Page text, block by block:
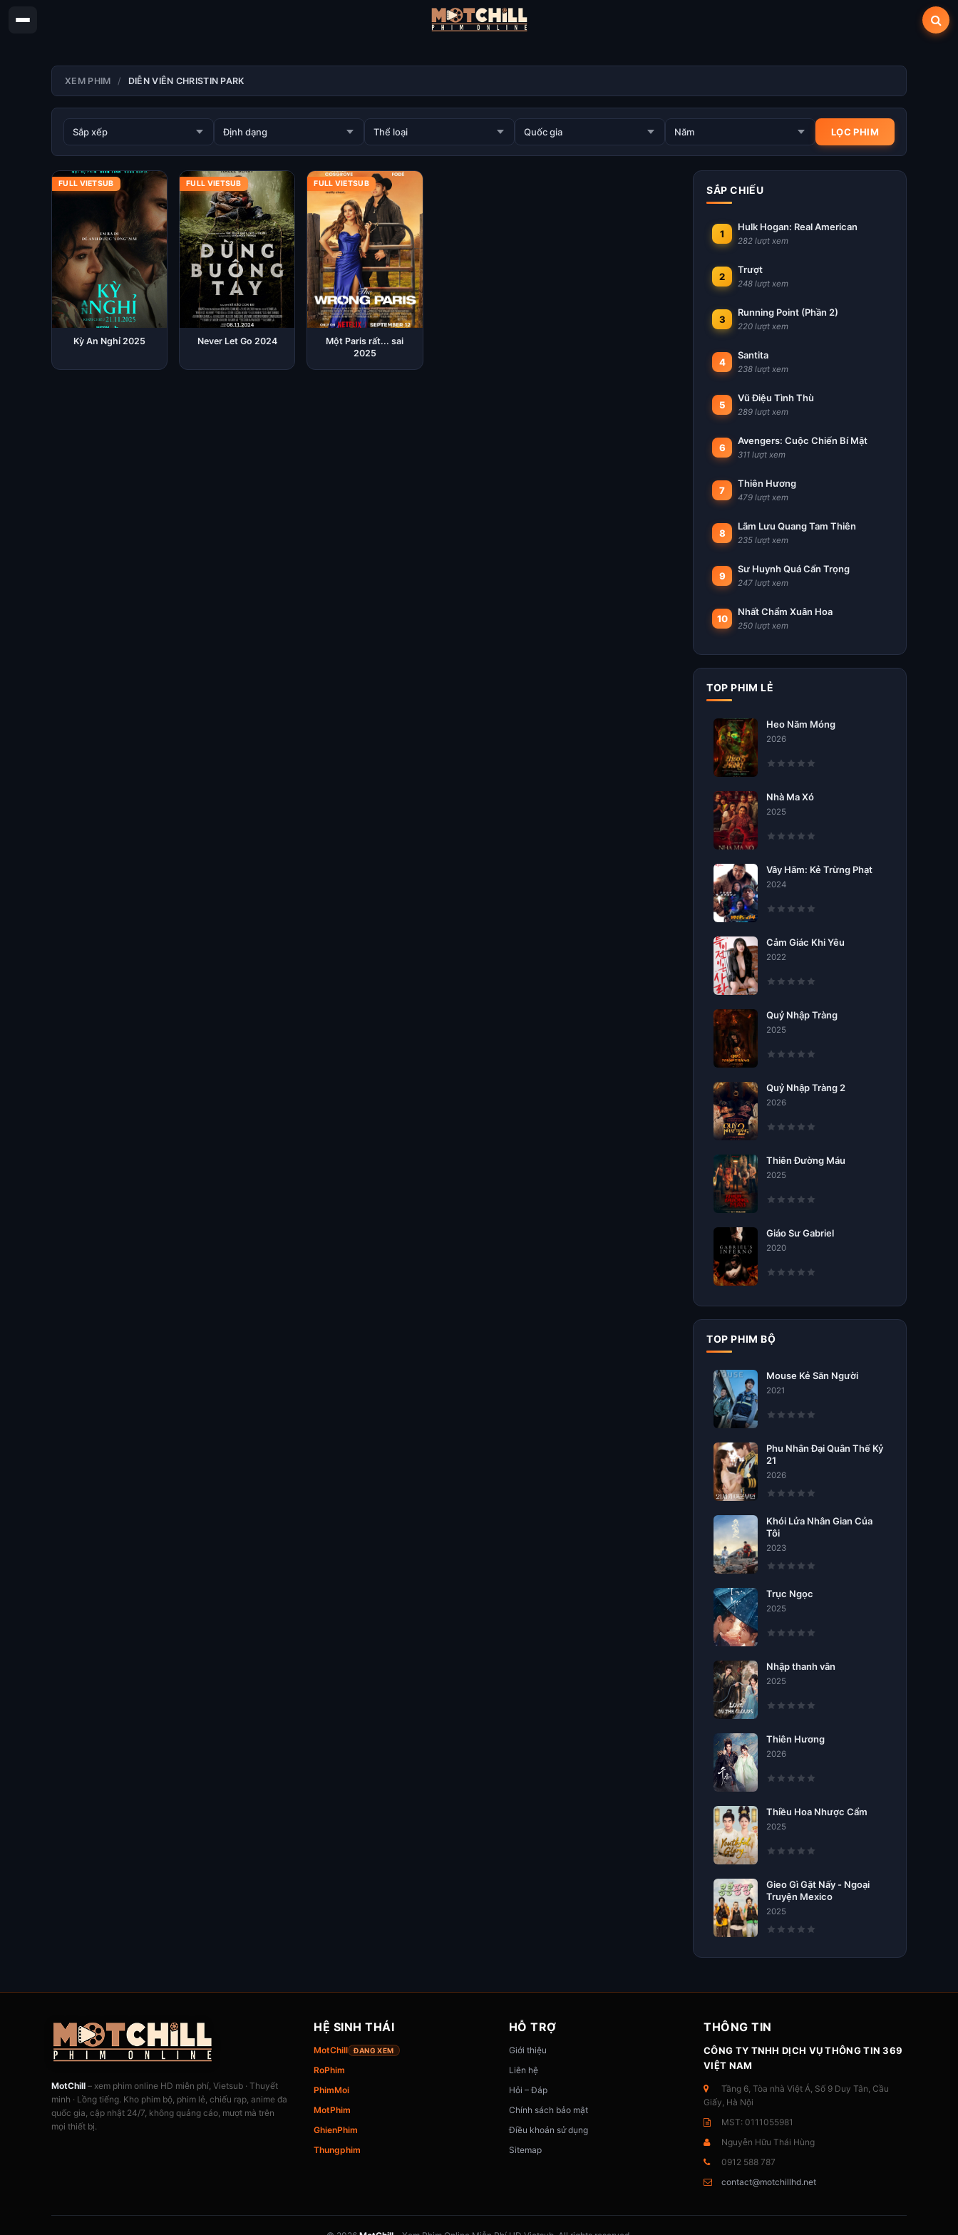
XEM PHIM DIỄN VIÊN CHRISTIN PARK
FULL VIETSUB
Kỳ An Nghỉ 2025
FULL VIETSUB
Never Let Go 2024
FULL VIETSUB
Một Paris rất... sai
2025
SẮP CHIẾU
1
Hulk Hogan: Real American
282 lượt xem
2
Trượt
248 lượt xem
3
Running Point (Phần 2)
220 lượt xem
4
Santita
238 lượt xem
5
Vũ Điệu Tình Thù
289 lượt xem
6
Avengers: Cuộc Chiến Bí Mật
311 lượt xem
7
Thiên Hương
479 lượt xem
8
Lãm Lưu Quang Tam Thiên
235 lượt xem
9
Sư Huynh Quá Cẩn Trọng
247 lượt xem
10
Nhất Chẩm Xuân Hoa
250 lượt xem
TOP PHIM LẺ
Heo Năm Móng
2026
Nhà Ma Xó
2025
Vây Hãm: Kẻ Trừng Phạt
2024
Cảm Giác Khi Yêu
2022
Quỷ Nhập Tràng
2025
Quỷ Nhập Tràng 2
2026
Thiên Đường Máu
2025
Giáo Sư Gabriel
2020
TOP PHIM BỘ
Mouse Kẻ Săn Người
2021
Phu Nhân Đại Quân Thế Kỷ
21
2026
Khói Lửa Nhân Gian Của
Tôi
2023
Trục Ngọc
2025
Nhập thanh vân
2025
Thiên Hương
2026
Thiều Hoa Nhược Cẩm
2025
Gieo Gì Gặt Nấy - Ngoại
Truyện Mexico
2025
MotChill – xem phim online HD miễn phí, Vietsub · Thuyết
minh · Lồng tiếng. Kho phim bộ, phim lẻ, chiếu rạp, anime đa
quốc gia, cập nhật 24/7, không quảng cáo, mượt mà trên
mọi thiết bị.
HỆ SINH THÁI
MotChill ĐANG XEM
RoPhim
PhimMoi
MotPhim
GhienPhim
Thungphim
HỖ TRỢ
Giới thiệu
Liên hệ
Hỏi – Đáp
Chính sách bảo mật
Điều khoản sử dụng
Sitemap
THÔNG TIN
CÔNG TY TNHH DỊCH VỤ THÔNG TIN 369
VIỆT NAM
Tầng 6, Tòa nhà Việt Á, Số 9 Duy Tân, Cầu
Giấy, Hà Nội
MST: 0111055981
Nguyễn Hữu Thái Hùng
0912 588 787
contact@motchillhd.net